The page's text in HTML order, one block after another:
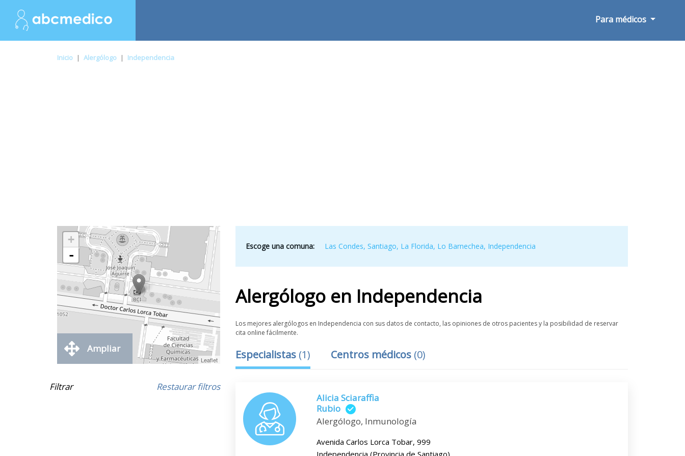
Para médicos
Inicio | Alergólogo | Independencia
+
-
Leaflet
Ampliar
Filtrar Restaurar filtros
Escoge una comuna: Las Condes,Santiago, La Florida, Lo Barnechea, Independencia
Alergólogo en Independencia
Los mejores alergólogos en Independencia con sus datos de contacto, las opiniones de otros pacientes y la posibilidad de reservar
cita online fácilmente.
Especialistas (1) Centros médicos (0)
Alicia Sciaraffia
Rubio
Alergólogo, Inmunología
Avenida Carlos Lorca Tobar, 999